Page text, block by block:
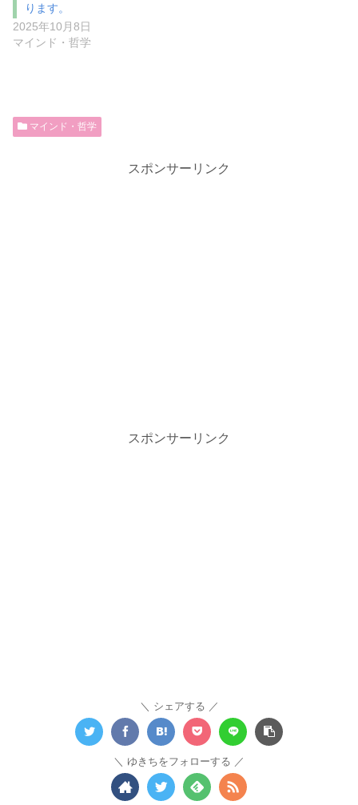
ります。
2025年10月8日
マインド・哲学
マインド・哲学
スポンサーリンク
スポンサーリンク
シェアする
ゆきちをフォローする